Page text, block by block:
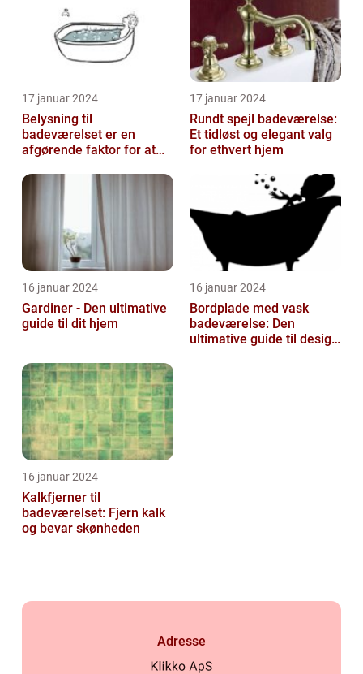
17 januar 2024
Belysning til
badeværelset er en
afgørende faktor for at
funktionalitet i rummet...
17 januar 2024
Rundt spejl badeværelse:
Et tidløst og elegant valg
for ethvert hjem
16 januar 2024
Gardiner - Den ultimative
guide til dit hjem
16 januar 2024
Bordplade med vask
badeværelse: Den
ultimative guide til design
16 januar 2024
Kalkfjerner til
badeværelset: Fjern kalk
og bevar skønheden
Adresse